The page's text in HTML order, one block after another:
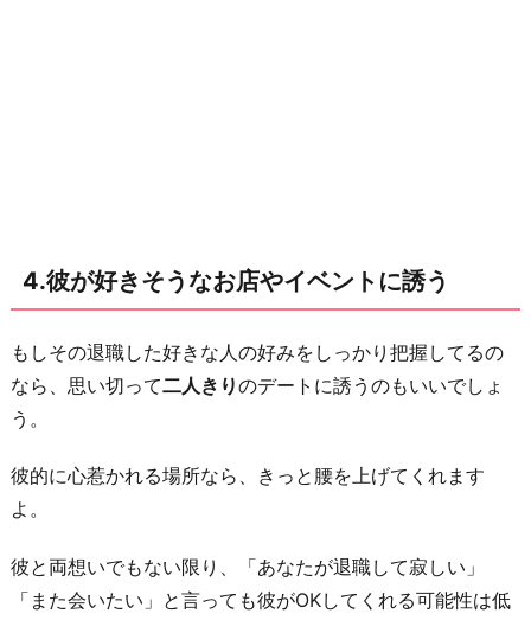
4.彼が好きそうなお店やイベントに誘う
もしその退職した好きな人の好みをしっかり把握してるの
なら、思い切って二人きりのデートに誘うのもいいでしょ
う。
彼的に心惹かれる場所なら、きっと腰を上げてくれます
よ。
彼と両想いでもない限り、「あなたが退職して寂しい」
「また会いたい」と言っても彼がOKしてくれる可能性は低